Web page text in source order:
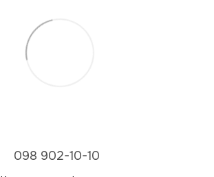
098 902-10-10